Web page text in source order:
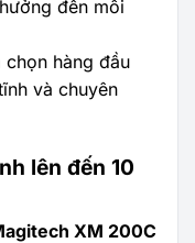
đến môi
hàng đầu
và chuyên
lên đến 10
XM 200C